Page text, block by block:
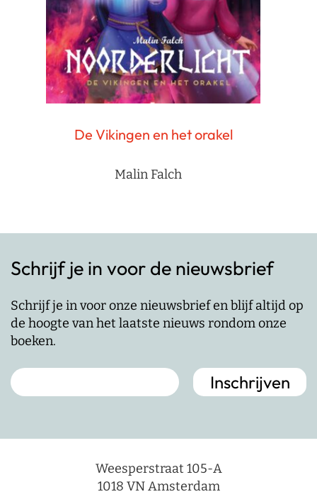
De Vikingen en het orakel
Malin Falch
Schrijf je in voor de nieuwsbrief
Schrijf je in voor onze nieuwsbrief en blijf altijd op
de hoogte van het laatste nieuws rondom onze
boeken.
Weesperstraat 105-A
1018 VN Amsterdam